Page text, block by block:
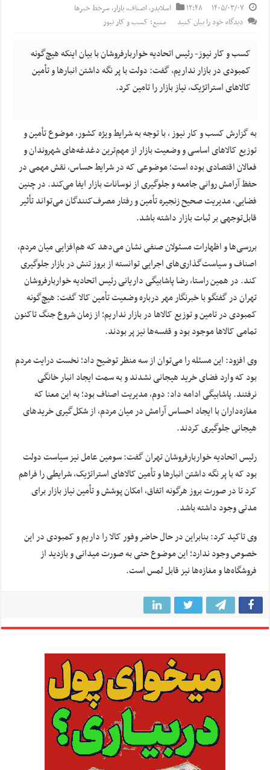
۱۴۰۵/۰۳/۰۷ ۱۲:۴۸ اسلایدر,اصناف,بازار,سرخط خبرها
دیدگاه خود را بیان کنید
منبع: کسب و کار نیوز
کسب و کار نیوز- رئیس اتحادیه خواربارفروشان با بیان اینکه هیچ‌گونه
کمبودی در بازار نداریم، گفت: دولت با پر نگه داشتن انبارها و تأمین
کالاهای استراتژیک، نیاز بازار را تامین کرد.
به گزارش کسب و کار نیوز ، با توجه به شرایط ویژه کشور، موضوع تأمین و
توزیع کالاهای اساسی و وضعیت بازار از مهم‌ترین دغدغه‌های شهروندان و
فعالان اقتصادی بوده است؛ موضوعی که در شرایط حساس، نقش مهمی در
حفظ آرامش روانی جامعه و جلوگیری از نوسانات بازار ایفا می‌کند. در چنین
فضایی، مدیریت صحیح زنجیره تأمین و رفتار مصرف‌کنندگان می‌تواند تأثیر
قابل‌توجهی بر ثبات بازار داشته باشد.
بررسی‌ها و اظهارات مسئولان صنفی نشان می‌دهد که هم‌افزایی میان مردم،
اصناف و سیاست‌گذاری‌های اجرایی توانسته از بروز تنش در بازار جلوگیری
کند. در همین راستا، رضا پاشابیگی داریانی رئیس اتحادیه خواربارفروشان
تهران در گفتگو با خبرنگار مهر درباره وضعیت تأمین کالا گفت: هیچ‌گونه
کمبودی در تامین و توزیع کالاها در بازار نداریم؛ از زمان شروع جنگ تاکنون
تمامی کالاها موجود بود و قفسه‌ها نیز پر بودند.
وی افزود: این مسئله را می‌توان از سه منظر توضیح داد؛ نخست درایت مردم
بود که وارد فضای خرید هیجانی نشدند و به سمت ایجاد انبار خانگی
نرفتند. پاشابیگی ادامه داد: دوم، مدیریت اصناف بود؛ به این معنا که
مغازه‌داران با ایجاد احساس آرامش در میان مردم، از شکل‌گیری خریدهای
هیجانی جلوگیری کردند.
رئیس اتحادیه خواربارفروشان تهران گفت: سومین عامل نیز سیاست دولت
بود که با پر نگه داشتن انبارها و تأمین کالاهای استراتژیک، شرایطی را فراهم
کرد تا در صورت بروز هرگونه اتفاق، امکان پوشش و تأمین نیاز بازار برای
مدتی وجود داشته باشد.
وی تاکید کرد: بنابراین در حال حاضر وفور کالا را داریم و کمبودی در این
خصوص وجود ندارد؛ این موضوع حتی به صورت میدانی و بازدید از
فروشگاه‌ها و مغازه‌ها نیز قابل لمس است.